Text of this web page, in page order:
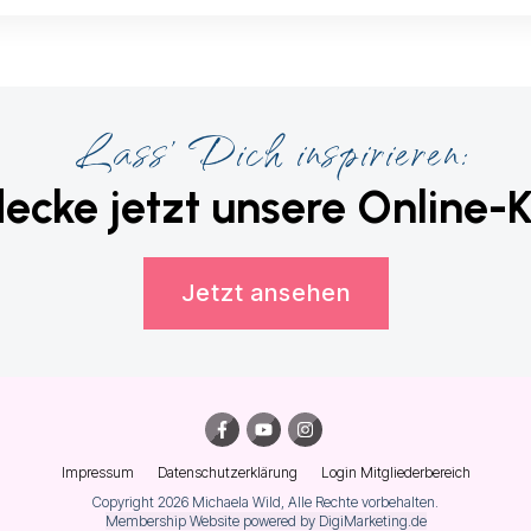
Lass' Dich inspirieren:
jetzt unsere Online-
Jetzt ansehen
Impressum Datenschutzerklärung
Login Mitgliederbereich
Copyright 2026 Michaela Wild, Alle Rechte vorbehalten.
Membership Website powered by DigiMarketing.de